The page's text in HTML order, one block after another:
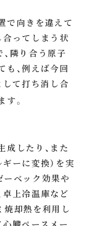
で向きを違えて
合ってしまう状
隣り合う原子
も、例えば今回
て打ち消し合
。
したり、また
ーに変換）を実
ーベック効果や
卓上冷温庫など
焼却熱を利用し